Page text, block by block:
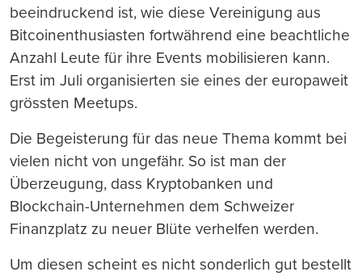
beeindruckend ist, wie diese Vereinigung aus
Bitcoinenthusiasten fortwährend eine beachtliche
Anzahl Leute für ihre Events mobilisieren kann.
Erst im Juli organisierten sie eines der europaweit
grössten Meetups.
Die Begeisterung für das neue Thema kommt bei
vielen nicht von ungefähr. So ist man der
Überzeugung, dass Kryptobanken und
Blockchain-Unternehmen dem Schweizer
Finanzplatz zu neuer Blüte verhelfen werden.
Um diesen scheint es nicht sonderlich gut bestellt